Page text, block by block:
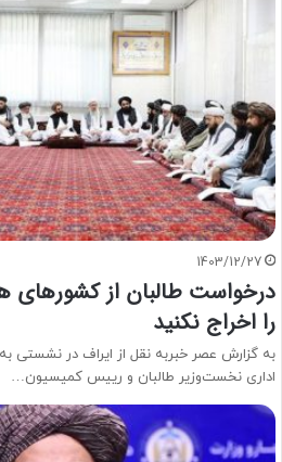
1403/12/27
درخواست طالبان از کشورهای
را اخراج نکنید
به گزارش عصر خبربه نقل از ایراف در نشستی
اداری نخست‌وزیر طالبان و رییس کمیسیون…